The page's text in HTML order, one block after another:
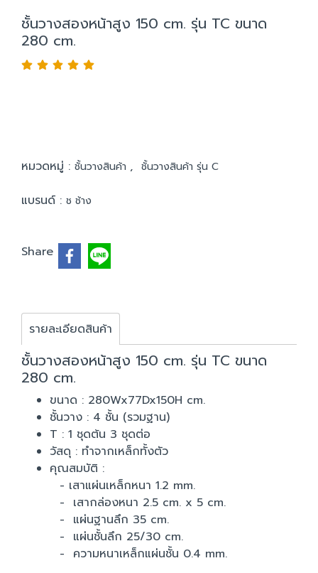
ชั้นวางสองหน้าสูง 150 cm. รุ่น TC ขนาด
280 cm.
หมวดหมู่ : ชั้นวางสินค้า , ชั้นวางสินค้า รุ่น C
แบรนด์ : ช ช้าง
Share
รายละเอียดสินค้า
ชั้นวางสองหน้าสูง 150 cm. รุ่น TC ขนาด
280 cm.
ขนาด : 280Wx77Dx150H cm.
ชั้นวาง : 4 ชั้น (รวมฐาน)
T : 1 ชุดต้น 3 ชุดต่อ
วัสดุ : ทำจากเหล็กทั้งตัว
คุณสมบัติ :
- เสาแผ่นเหล็กหนา 1.2 mm.
- เสากล่องหนา 2.5 cm. x 5 cm.
- แผ่นฐานลึก 35 cm.
- แผ่นชั้นลึก 25/30 cm.
- ความหนาเหล็กแผ่นชั้น 0.4 mm.